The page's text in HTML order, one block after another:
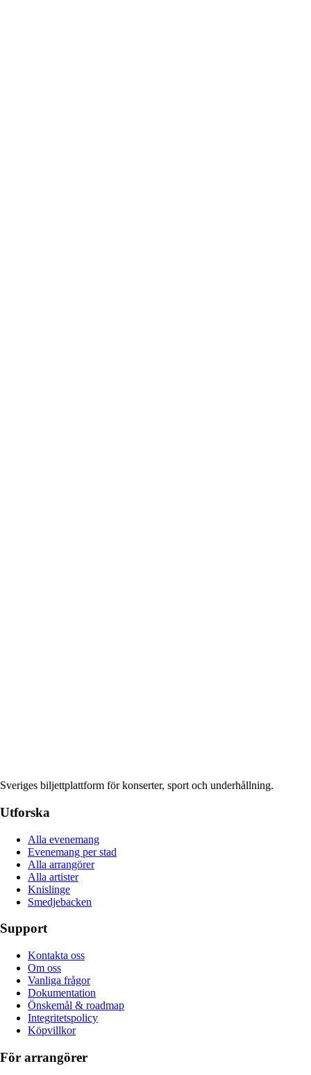
Sveriges biljettplattform för konserter, sport och underhållning.
Utforska
Alla evenemang
Evenemang per stad
Alla arrangörer
Alla artister
Knislinge
Smedjebacken
Support
Kontakta oss
Om oss
Vanliga frågor
Dokumentation
Önskemål & roadmap
Integritetspolicy
Köpvillkor
För arrangörer